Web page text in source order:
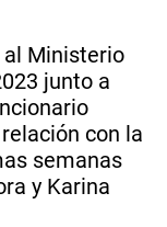
al Ministerio
junto a
con la
semanas
y Karina